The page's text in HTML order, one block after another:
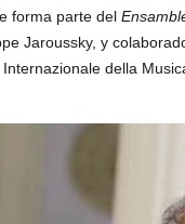
forma parte del
Jaroussky, y
della